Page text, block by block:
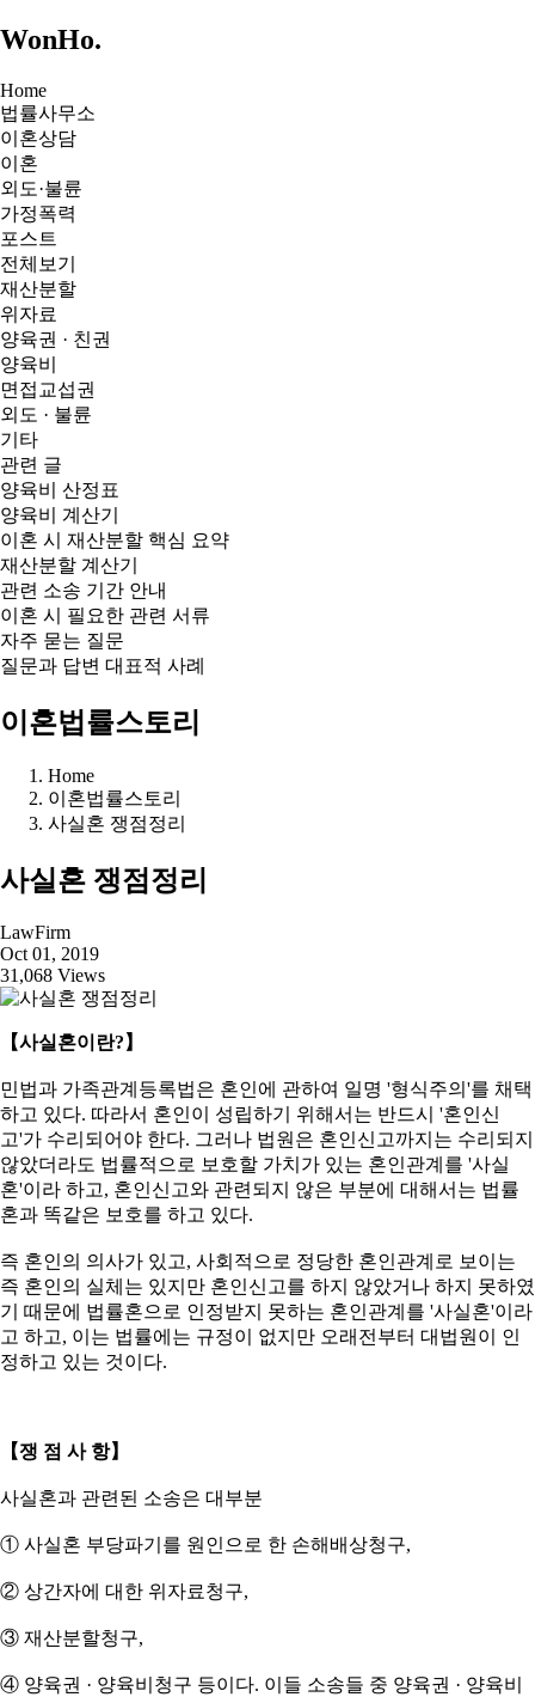
WonHo.
Home
법률사무소
이혼상담
이혼
외도·불륜
가정폭력
포스트
전체보기
재산분할
위자료
양육권 · 친권
양육비
면접교섭권
외도 · 불륜
기타
관련 글
양육비 산정표
양육비 계산기
이혼 시 재산분할 핵심 요약
재산분할 계산기
관련 소송 기간 안내
이혼 시 필요한 관련 서류
자주 묻는 질문
질문과 답변 대표적 사례
이혼법률스토리
Home
이혼법률스토리
사실혼 쟁점정리
사실혼 쟁점정리
LawFirm
Oct 01, 2019
31,068 Views
【사실혼이란?】
민법과 가족관계등록법은 혼인에 관하여 일명 '형식주의'를 채택
하고 있다. 따라서 혼인이 성립하기 위해서는 반드시 '혼인신
고'가 수리되어야 한다. 그러나 법원은 혼인신고까지는 수리되지
않았더라도 법률적으로 보호할 가치가 있는 혼인관계를 '사실
혼'이라 하고, 혼인신고와 관련되지 않은 부분에 대해서는 법률
혼과 똑같은 보호를 하고 있다.
즉 혼인의 의사가 있고, 사회적으로 정당한 혼인관계로 보이는
즉 혼인의 실체는 있지만 혼인신고를 하지 않았거나 하지 못하였
기 때문에 법률혼으로 인정받지 못하는 혼인관계를 '사실혼'이라
고 하고, 이는 법률에는 규정이 없지만 오래전부터 대법원이 인
정하고 있는 것이다.
【쟁 점 사 항】
사실혼과 관련된 소송은 대부분
① 사실혼 부당파기를 원인으로 한 손해배상청구,
② 상간자에 대한 위자료청구,
③ 재산분할청구,
④ 양육권 · 양육비청구 등이다. 이들 소송들 중 양육권 · 양육비